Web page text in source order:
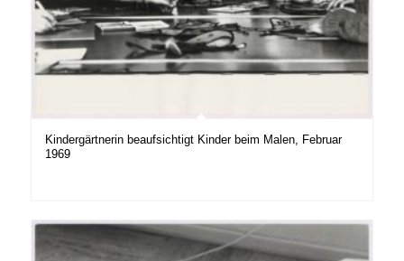
Kindergärtnerin beaufsichtigt Kinder beim Malen, Februar
1969